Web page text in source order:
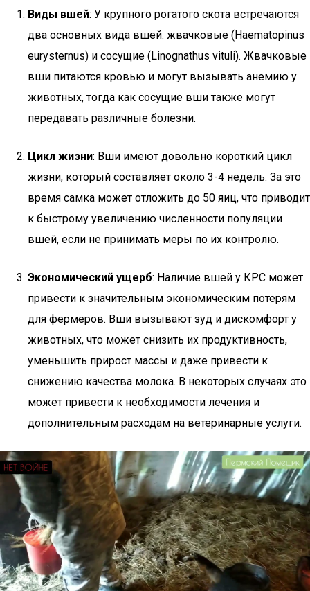
Виды вшей: У крупного рогатого скота встречаются
два основных вида вшей: жвачковые (Haematopinus
eurysternus) и сосущие (Linognathus vituli). Жвачковые
вши питаются кровью и могут вызывать анемию у
животных, тогда как сосущие вши также могут
передавать различные болезни.
Цикл жизни: Вши имеют довольно короткий цикл
жизни, который составляет около 3-4 недель. За это
время самка может отложить до 50 яиц, что приводит
к быстрому увеличению численности популяции
вшей, если не принимать меры по их контролю.
Экономический ущерб: Наличие вшей у КРС может
привести к значительным экономическим потерям
для фермеров. Вши вызывают зуд и дискомфорт у
животных, что может снизить их продуктивность,
уменьшить прирост массы и даже привести к
снижению качества молока. В некоторых случаях это
может привести к необходимости лечения и
дополнительным расходам на ветеринарные услуги.